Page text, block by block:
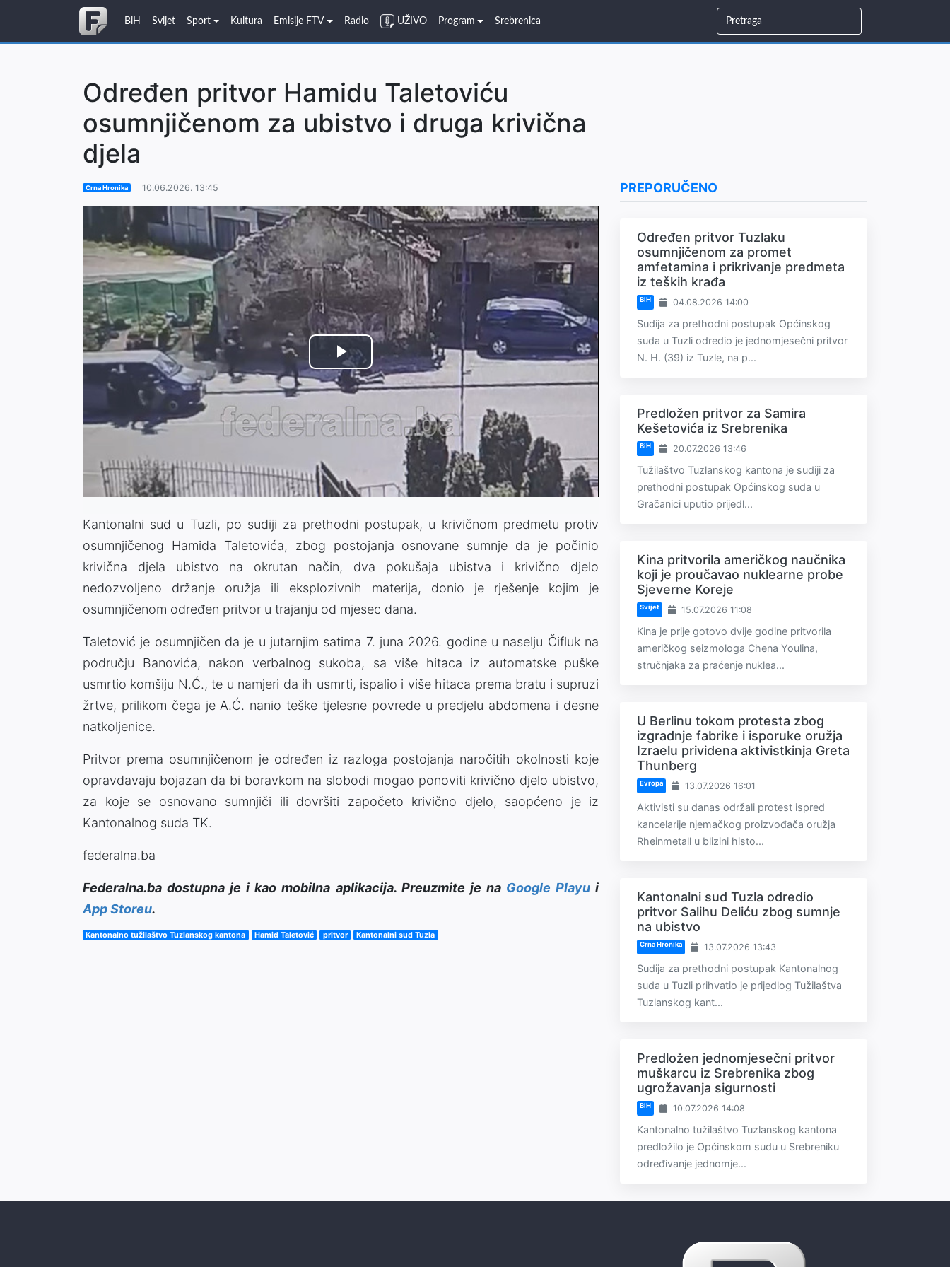
BiH Svijet Sport Kultura Emisije FTV Radio UŽIVO Program Srebrenica
Određen pritvor Hamidu Taletoviću
osumnjičenom za ubistvo i druga krivična
djela
Crna Hronika 10.06.2026. 13:45
Play
Video
Kantonalni sud u Tuzli, po sudiji za prethodni postupak, u krivičnom predmetu protiv
osumnjičenog Hamida Taletovića, zbog postojanja osnovane sumnje da je počinio
krivična djela ubistvo na okrutan način, dva pokušaja ubistva i krivično djelo
nedozvoljeno držanje oružja ili eksplozivnih materija, donio je rješenje kojim je
osumnjičenom određen pritvor u trajanju od mjesec dana.
Taletović je osumnjičen da je u jutarnjim satima 7. juna 2026. godine u naselju Čifluk na
području Banovića, nakon verbalnog sukoba, sa više hitaca iz automatske puške
usmrtio komšiju N.Ć., te u namjeri da ih usmrti, ispalio i više hitaca prema bratu i supruzi
žrtve, prilikom čega je A.Ć. nanio teške tjelesne povrede u predjelu abdomena i desne
natkoljenice.
Pritvor prema osumnjičenom je određen iz razloga postojanja naročitih okolnosti koje
opravdavaju bojazan da bi boravkom na slobodi mogao ponoviti krivično djelo ubistvo,
za koje se osnovano sumnjiči ili dovršiti započeto krivično djelo, saopćeno je iz
Kantonalnog suda TK.
federalna.ba
Federalna.ba dostupna je i kao mobilna aplikacija. Preuzmite je na Google Playui
App Storeu.
Kantonalno tužilaštvo Tuzlanskog kantona Hamid Taletović pritvor Kantonalni sud Tuzla
PREPORUČENO
Određen pritvor Tuzlaku
osumnjičenom za promet
amfetamina i prikrivanje predmeta
iz teških krađa
BiH 04.08.2026 14:00
Sudija za prethodni postupak Općinskog
suda u Tuzli odredio je jednomjesečni pritvor
N. H. (39) iz Tuzle, na p...
Predložen pritvor za Samira
Kešetovića iz Srebrenika
BiH 20.07.2026 13:46
Tužilaštvo Tuzlanskog kantona je sudiji za
prethodni postupak Općinskog suda u
Gračanici uputio prijedl...
Kina pritvorila američkog naučnika
koji je proučavao nuklearne probe
Sjeverne Koreje
Svijet 15.07.2026 11:08
Kina je prije gotovo dvije godine pritvorila
američkog seizmologa Chena Youlina,
stručnjaka za praćenje nuklea...
U Berlinu tokom protesta zbog
izgradnje fabrike i isporuke oružja
Izraelu prividena aktivistkinja Greta
Thunberg
Evropa 13.07.2026 16:01
Aktivisti su danas održali protest ispred
kancelarije njemačkog proizvođača oružja
Rheinmetall u blizini histo...
Kantonalni sud Tuzla odredio
pritvor Salihu Deliću zbog sumnje
na ubistvo
Crna Hronika 13.07.2026 13:43
Sudija za prethodni postupak Kantonalnog
suda u Tuzli prihvatio je prijedlog Tužilaštva
Tuzlanskog kant...
Predložen jednomjesečni pritvor
muškarcu iz Srebrenika zbog
ugrožavanja sigurnosti
BiH 10.07.2026 14:08
Kantonalno tužilaštvo Tuzlanskog kantona
predložilo je Općinskom sudu u Srebreniku
određivanje jednomje...